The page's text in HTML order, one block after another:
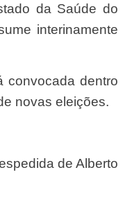
da Saúde do
interinamente
novas eleições.